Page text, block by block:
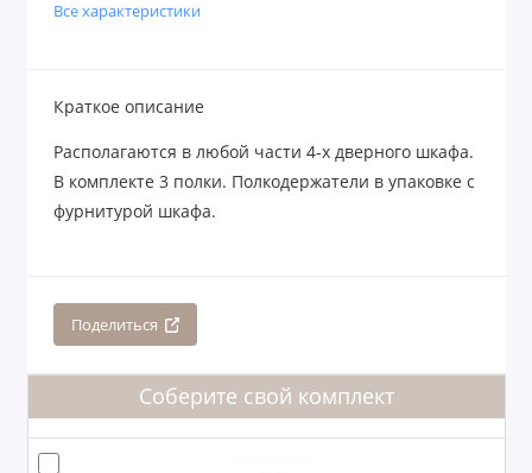
Все характеристики
Краткое описание
Располагаются в любой части 4-х дверного шкафа.
В комплекте 3 полки. Полкодержатели в упаковке с
фурнитурой шкафа.
Поделиться
Соберите свой комплект